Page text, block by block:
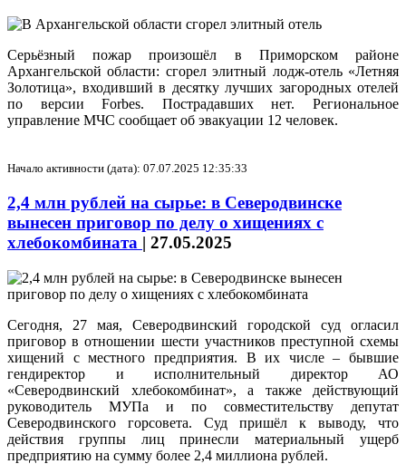
Серьёзный пожар произошёл в Приморском районе
Архангельской области: сгорел элитный лодж-отель «Летняя
Золотица», входивший в десятку лучших загородных отелей
по версии Forbes. Пострадавших нет. Региональное
управление МЧС сообщает об эвакуации 12 человек.
Начало активности (дата): 07.07.2025 12:35:33
2,4 млн рублей на сырье: в Северодвинске
вынесен приговор по делу о хищениях с
хлебокомбината | 27.05.2025
Сегодня, 27 мая, Северодвинский городской суд огласил
приговор в отношении шести участников преступной схемы
хищений с местного предприятия. В их числе – бывшие
гендиректор и исполнительный директор АО
«Северодвинский хлебокомбинат», а также действующий
руководитель МУПа и по совместительству депутат
Северодвинского горсовета. Суд пришёл к выводу, что
действия группы лиц принесли материальный ущерб
предприятию на сумму более 2,4 миллиона рублей.